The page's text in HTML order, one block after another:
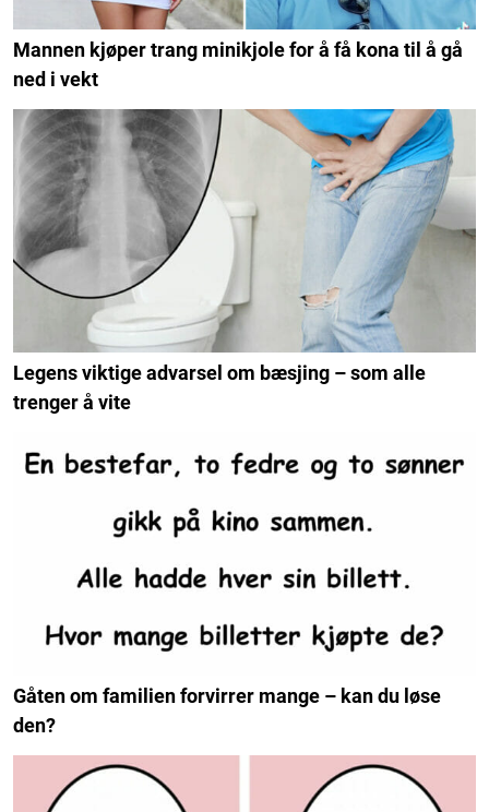
Mannen kjøper trang minikjole for å få kona til å gå
ned i vekt
Legens viktige advarsel om bæsjing – som alle
trenger å vite
Gåten om familien forvirrer mange – kan du løse
den?